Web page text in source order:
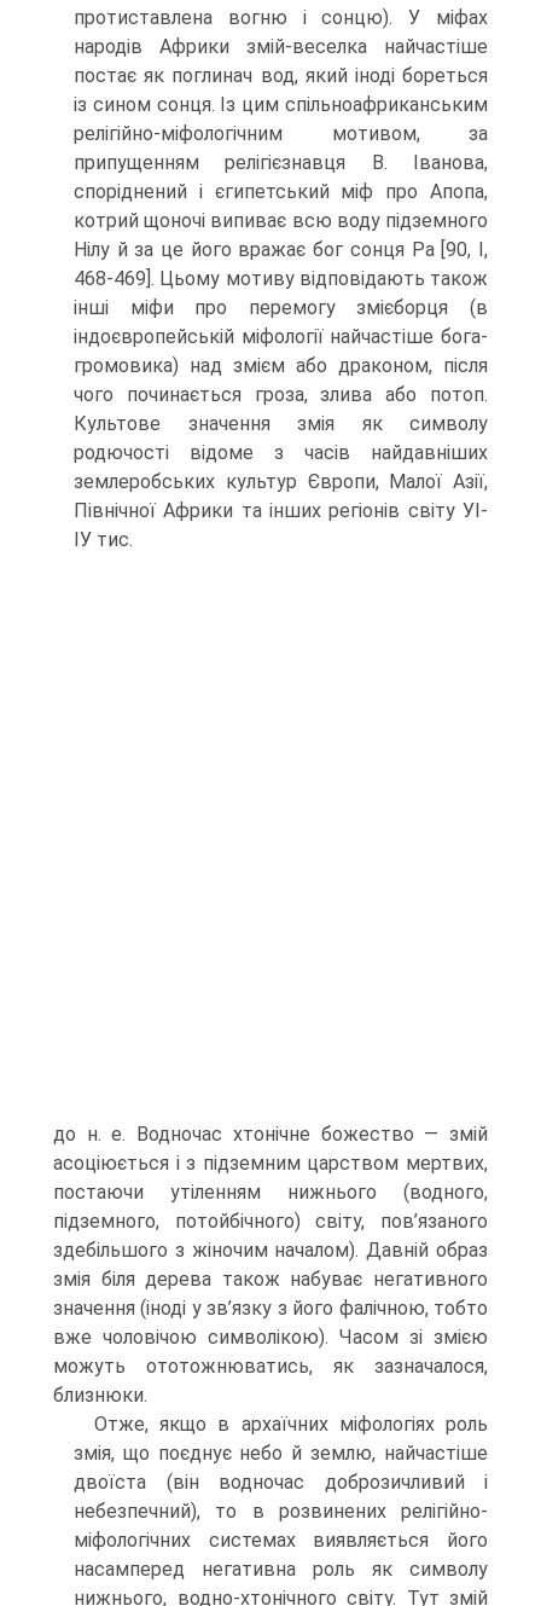
протиставлена вогню і сонцю). У міфах
народів Африки змій-веселка найчастіше
постає як поглинач вод, який іноді бо­реться
із сином сонця. Із цим спільноафриканським
релігійно-міфологічним мо­тивом, за
припущенням релігієзнавця В. Іванова,
споріднений і єгипетський міф про Апопа,
котрий щоночі випиває всю воду підземного
Нілу й за це його вражає бог сонця Ра [90, І,
468-469]. Цьому мотиву відповідають також
інші міфи про перемогу змієборця (в
індоєвропейській міфології найчастіше бога-
громовика) над змієм або драконом, після
чого починається гроза, злива або потоп.
Культове значення змія як символу
родючості відоме з часів найдавніших
землеробських культур Європи, Малої Азії,
Північної Африки та інших регіонів світу УІ-
ІУ тис.
до н. е. Водночас хтонічне божество — змій
асоціюється і з підземним царством мертвих,
постаючи утіленням нижнього (водного,
підземного, потойбічного) світу, пов’язаного
здебільшого з жіночим началом). Давній образ
змія біля дерева також набуває негативного
значення (іноді у зв’язку з його фалічною, тобто
вже чоловічою символікою). Часом зі змією
можуть ототожнюватись, як зазначалося,
близнюки.
Отже, якщо в архаїчних міфологіях роль
змія, що поєднує небо й землю, найчастіше
двоїста (він водночас доброзичливий і
небезпечний), то в розвине­них релігійно-
міфологічних системах виявляється його
насамперед негативна роль як символу
нижнього, водно-хтонічного світу. Тут змій